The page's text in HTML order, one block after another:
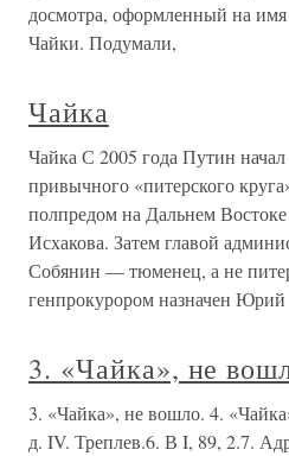
досмотра, оформленный на
Чайки. Подумали,
Чайка
Чайка С 2005 года Путин
привычного «питерского
полпредом на Дальнем
Исхакова. Затем главой
Собянин — тюменец, а не
генпрокурором назначен Юрий
3. «Чайка», не
3. «Чайка», не вошло. 4.
д. IV. Треплев.6. В I, 89, 2.7.